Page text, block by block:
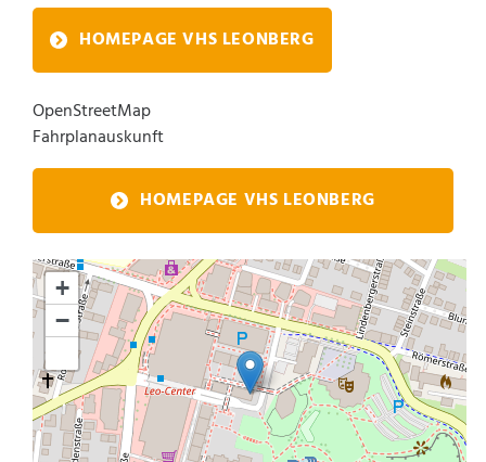
OpenStreetMap
Fahrplanauskunft
HOMEPAGE VHS LEONBERG
HOMEPAGE VHS LEONBERG
+
−